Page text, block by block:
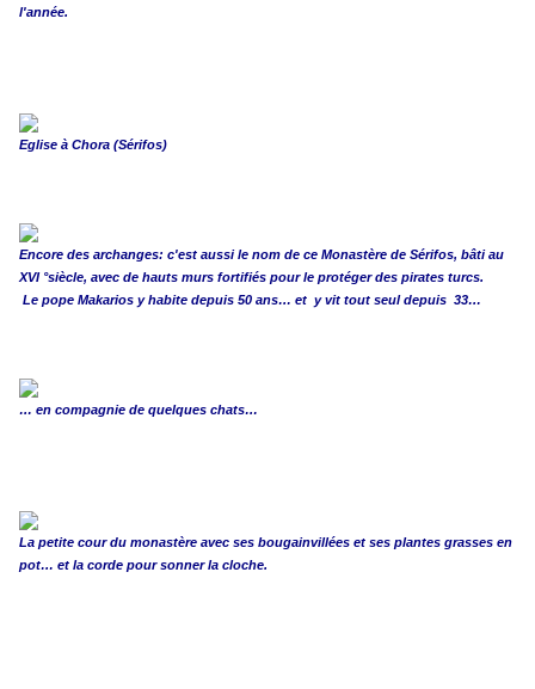
l'année.
Eglise à Chora (Sérifos)
Encore des archanges: c'est aussi le nom de ce Monastère de Sérifos, bâti au
XVI °siècle, avec de hauts murs fortifiés pour le protéger des pirates turcs.
Le pope Makarios y habite depuis 50 ans… et y vit tout seul depuis 33…
… en compagnie de quelques chats…
La petite cour du monastère avec ses bougainvillées et ses plantes grasses en
pot… et la corde pour sonner la cloche.